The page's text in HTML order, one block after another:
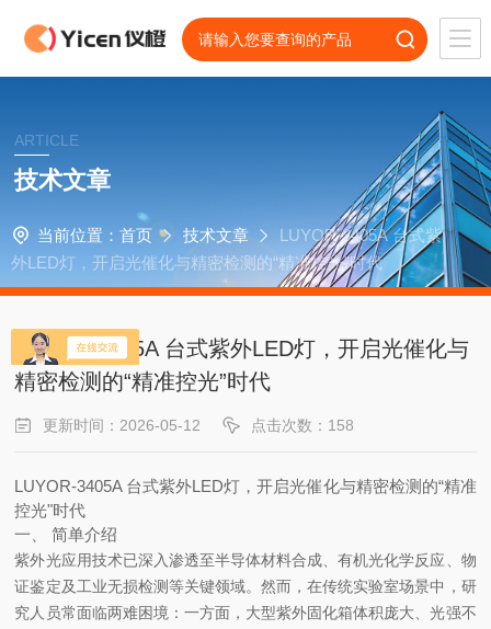
ARTICLE
技术文章
当前位置： 首页 技术文章
LUYOR-3405A 台式紫
外LED灯，开启光催化与精密检测的“精准控光”时代
LUYOR-3405A 台式紫外LED灯，开启光催化与
精密检测的“精准控光”时代
更新时间：2026-05-12 点击次数：158
LUYOR-3405A 台式紫外LED灯，开启光催化与精密检测的“精准
控光"时代
一、 简单介绍
紫外光应用技术已深入渗透至半导体材料合成、有机光化学反应、物
证鉴定及工业无损检测等关键领域。然而，在传统实验室场景中，研
究人员常面临两难困境：一方面，大型紫外固化箱体积庞大、光强不